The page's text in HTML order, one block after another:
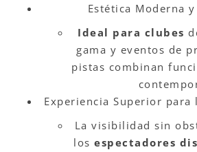
Estética Moderna
Ideal para clubes
gama y eventos de
pistas combinan
Experiencia Superior para
La visibilidad sin
los espectadores